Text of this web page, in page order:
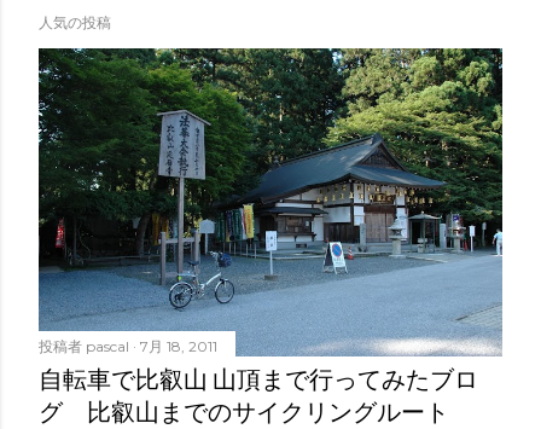
人気の投稿
投稿者 pascal 7月 18, 2011
自転車で比叡山 山頂まで行ってみたブロ
グ 比叡山までのサイクリングルート